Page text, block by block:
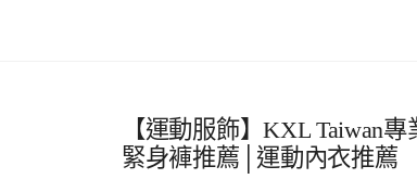
【運動服飾】KXL Taiwan
緊身褲推薦│運動內衣推薦